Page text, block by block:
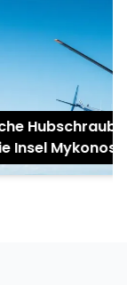
Insel Mykonos